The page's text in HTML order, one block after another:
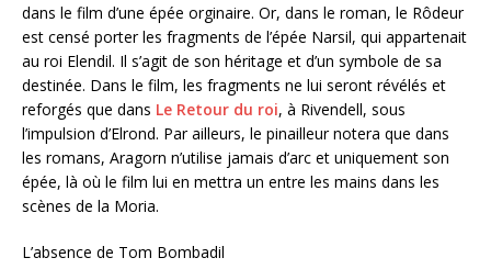
dans le film d’une épée orginaire. Or, dans le roman, le Rôdeur
est censé porter les fragments de l’épée Narsil, qui appartenait
au roi Elendil. Il s’agit de son héritage et d’un symbole de sa
destinée. Dans le film, les fragments ne lui seront révélés et
reforgés que dans Le Retour du roi, à Rivendell, sous
l’impulsion d’Elrond. Par ailleurs, le pinailleur notera que dans
les romans, Aragorn n’utilise jamais d’arc et uniquement son
épée, là où le film lui en mettra un entre les mains dans les
scènes de la Moria.
L’absence de Tom Bombadil